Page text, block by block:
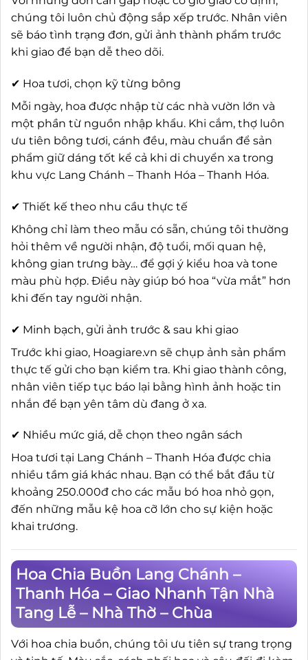
chúng tôi luôn chủ động sắp xếp trước. Nhân viên
sẽ báo tình trạng đơn, gửi ảnh thành phẩm trước
khi giao để bạn dễ theo dõi.
✔ Hoa tươi, chọn kỹ từng bông
Mỗi ngày, hoa được nhập từ các nhà vườn lớn và
một phần từ nguồn nhập khẩu. Khi cắm, thợ luôn
ưu tiên bông tươi, cánh đều, màu chuẩn để sản
phẩm giữ dáng tốt kể cả khi di chuyển xa trong
khu vực Lang Chánh – Thanh Hóa – Thanh Hóa.
✔ Thiết kế theo nhu cầu thực tế
Không chỉ làm theo mẫu có sẵn, chúng tôi thường
hỏi thêm về người nhận, độ tuổi, mối quan hệ,
không gian trưng bày… để gợi ý kiểu hoa và tone
màu phù hợp. Điều này giúp bó hoa “vừa mắt” hơn
khi đến tay người nhận.
✔ Minh bạch, gửi ảnh trước & sau khi giao
Trước khi giao, Hoagiare.vn sẽ chụp ảnh sản phẩm
thực tế gửi cho bạn kiểm tra. Khi giao thành công,
nhân viên tiếp tục báo lại bằng hình ảnh hoặc tin
nhắn để bạn yên tâm dù đang ở xa.
✔ Nhiều mức giá, dễ chọn theo ngân sách
Hoa tươi tại Lang Chánh – Thanh Hóa được chia
nhiều tầm giá khác nhau. Bạn có thể bắt đầu từ
khoảng 250.000đ cho các mẫu bó hoa nhỏ gọn,
đến những mẫu kệ hoa cỡ lớn cho sự kiện hoặc
khai trương.
Hoa Chia Buồn Lang Chánh –
Thanh Hóa – Giao Nhanh Tận Nhà
Tang Lễ – Nhà Thờ – Chùa
Với hoa chia buồn, chúng tôi ưu tiên sự trang trọng